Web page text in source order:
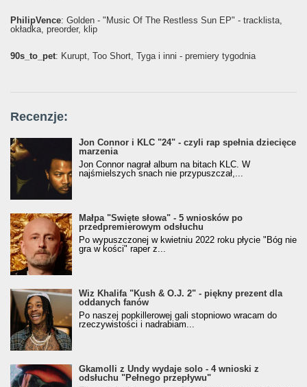
PhilipVence: Golden - "Music Of The Restless Sun EP" - tracklista,
okładka, preorder, klip
90s_to_pet: Kurupt, Too Short, Tyga i inni - premiery tygodnia
Recenzje:
Jon Connor i KLC "24" - czyli rap spełnia dziecięce
marzenia
Jon Connor nagrał album na bitach KLC. W
najśmielszych snach nie przypuszczał,...
Małpa "Święte słowa" - 5 wniosków po
przedpremierowym odsłuchu
Po wypuszczonej w kwietniu 2022 roku płycie "Bóg nie
gra w kości" raper z...
Wiz Khalifa "Kush & O.J. 2" - piękny prezent dla
oddanych fanów
Po naszej popkillerowej gali stopniowo wracam do
rzeczywistości i nadrabiam...
Gkamolli z Undy wydaje solo - 4 wnioski z
odsłuchu "Pełnego przepływu"